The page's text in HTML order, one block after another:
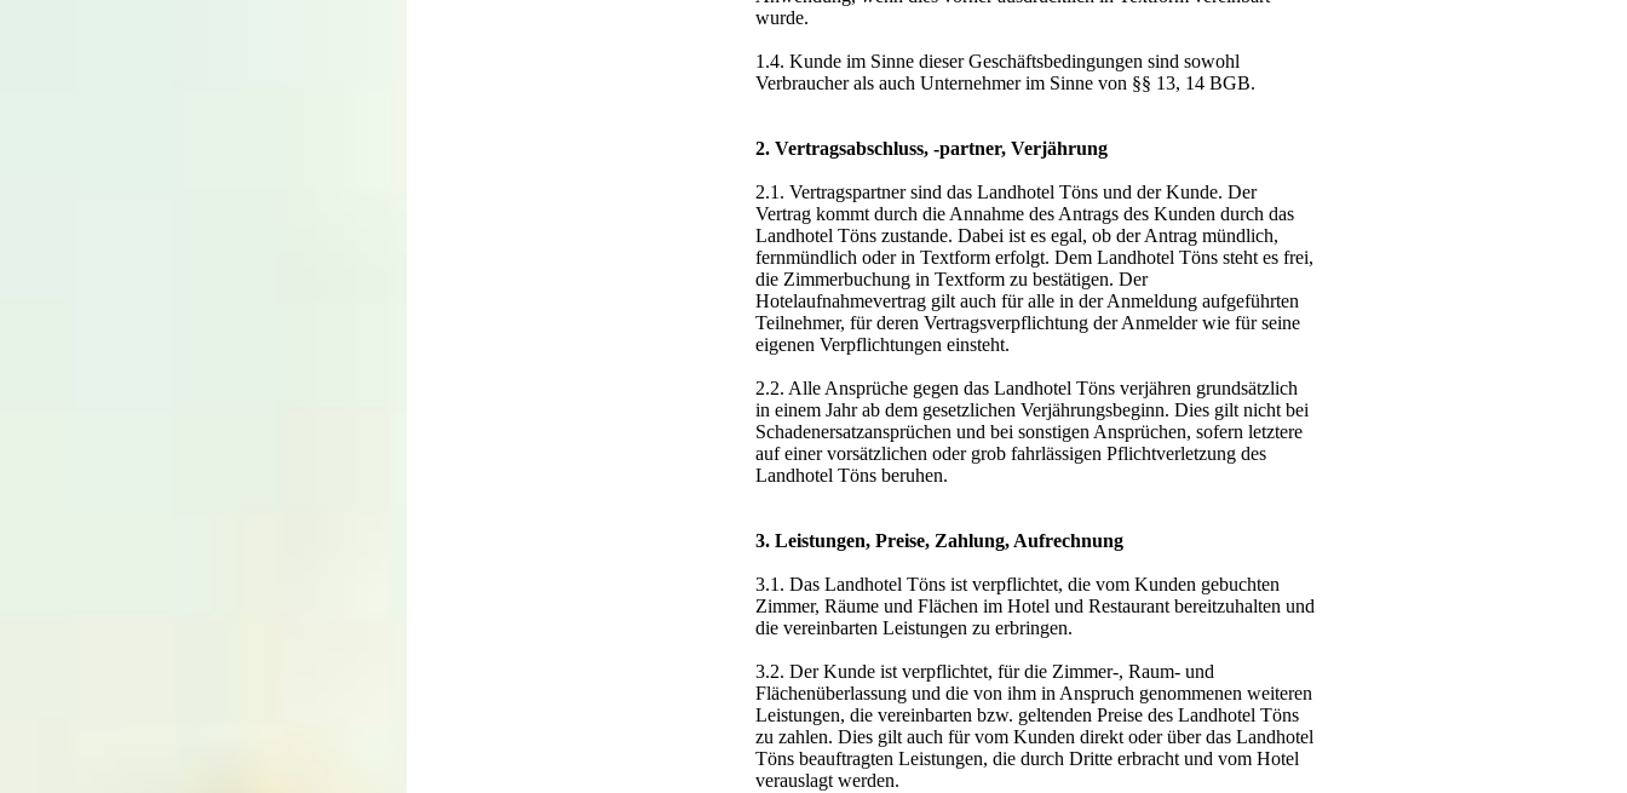
wurde.
1.4. Kunde im Sinne dieser Geschäftsbedingungen sind sowohl
Verbraucher als auch Unternehmer im Sinne von §§ 13, 14 BGB.
2. Vertragsabschluss, -partner, Verjährung
2.1. Vertragspartner sind das Landhotel Töns und der Kunde. Der
Vertrag kommt durch die Annahme des Antrags des Kunden durch das
Landhotel Töns zustande. Dabei ist es egal, ob der Antrag mündlich,
fernmündlich oder in Textform erfolgt. Dem Landhotel Töns steht es frei,
die Zimmerbuchung in Textform zu bestätigen. Der
Hotelaufnahmevertrag gilt auch für alle in der Anmeldung aufgeführten
Teilnehmer, für deren Vertragsverpflichtung der Anmelder wie für seine
eigenen Verpflichtungen einsteht.
2.2. Alle Ansprüche gegen das Landhotel Töns verjähren grundsätzlich
in einem Jahr ab dem gesetzlichen Verjährungsbeginn. Dies gilt nicht bei
Schadenersatzansprüchen und bei sonstigen Ansprüchen, sofern letztere
auf einer vorsätzlichen oder grob fahrlässigen Pflichtverletzung des
Landhotel Töns beruhen.
3. Leistungen, Preise, Zahlung, Aufrechnung
3.1. Das Landhotel Töns ist verpflichtet, die vom Kunden gebuchten
Zimmer, Räume und Flächen im Hotel und Restaurant bereitzuhalten und
die vereinbarten Leistungen zu erbringen.
3.2. Der Kunde ist verpflichtet, für die Zimmer-, Raum- und
Flächenüberlassung und die von ihm in Anspruch genommenen weiteren
Leistungen, die vereinbarten bzw. geltenden Preise des Landhotel Töns
zu zahlen. Dies gilt auch für vom Kunden direkt oder über das Landhotel
Töns beauftragten Leistungen, die durch Dritte erbracht und vom Hotel
verauslagt werden.